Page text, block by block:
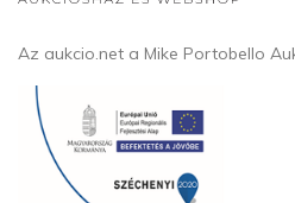
Az aukcio.net a Mike Portobello